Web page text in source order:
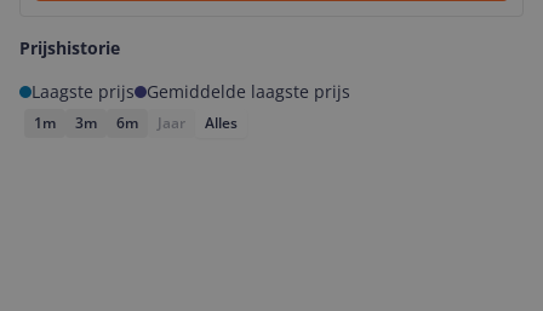
Prijshistorie
Laagste prijs
Gemiddelde laagste prijs
1m 3m 6m Jaar Alles